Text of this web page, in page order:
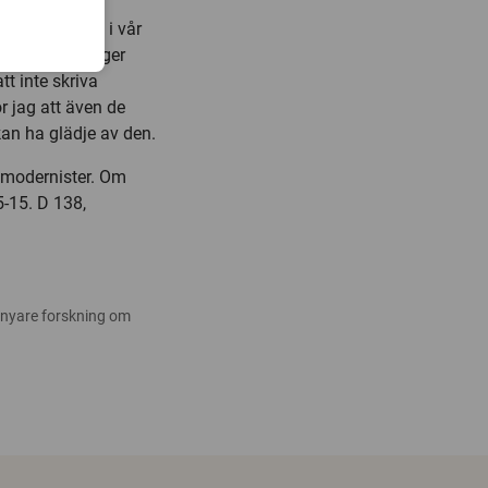
spelar roll i vår
etnologer
inte skriva
jag att även de
ha glädje av den.
Om
15. D 138,
forskning om